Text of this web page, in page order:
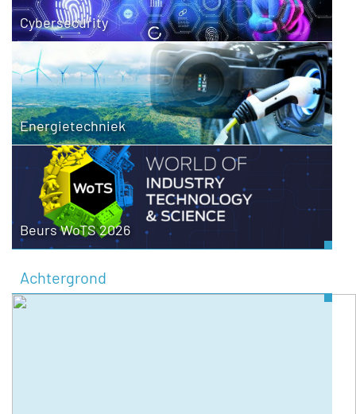
Cybersecurity
Energietechniek
Beurs WoTS 2026
Achtergrond